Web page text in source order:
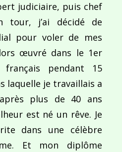
judiciaire, puis chef
tour, j’ai décidé de
pour voler de mes
œuvré dans le 1er
pendant 15
laquelle je travaillais a
plus de 40 ans
est né un rêve. Je
dans une célèbre
Et mon diplôme